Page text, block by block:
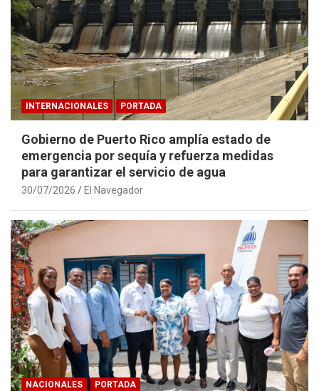
INTERNACIONALES PORTADA
Gobierno de Puerto Rico amplía estado de
emergencia por sequía y refuerza medidas
para garantizar el servicio de agua
30/07/2026 El Navegador
NACIONALES PORTADA